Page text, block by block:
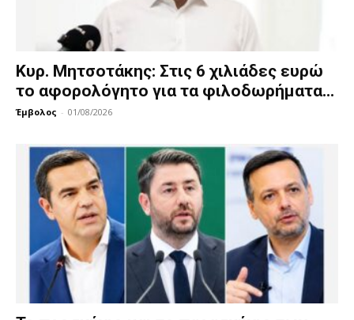
Κυρ. Μητσοτάκης: Στις 6 χιλιάδες ευρώ
το αφορολόγητο για τα φιλοδωρήματα...
Έμβολος - 01/08/2026